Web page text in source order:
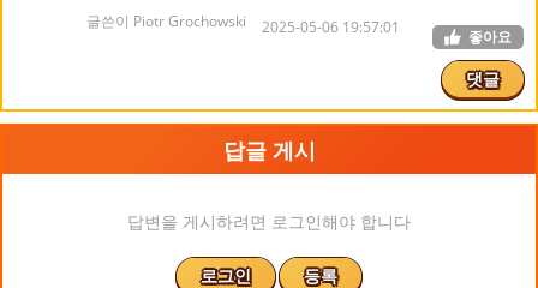
글쓴이 Piotr Grochowski 2025-05-06 19:57:01 좋아요
댓글
답글 게시
답변을 게시하려면 로그인해야 합니다
로그인 등록